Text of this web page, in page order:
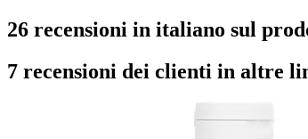
26 recensioni in italiano sul
7 recensioni dei clienti in altre